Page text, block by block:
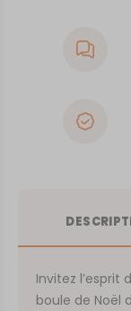
Invitez l’esprit
boule de Noël